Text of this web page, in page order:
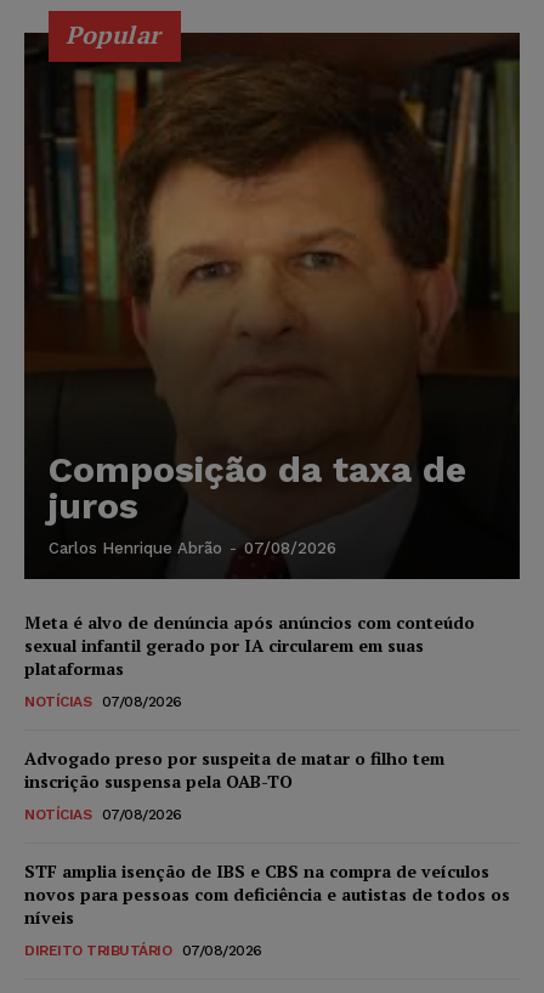
Popular
Composição da taxa de
juros
Carlos Henrique Abrão - 07/08/2026
Meta é alvo de denúncia após anúncios com conteúdo
sexual infantil gerado por IA circularem em suas
plataformas
NOTÍCIAS 07/08/2026
Advogado preso por suspeita de matar o filho tem
inscrição suspensa pela OAB-TO
NOTÍCIAS 07/08/2026
STF amplia isenção de IBS e CBS na compra de veículos
novos para pessoas com deficiência e autistas de todos os
níveis
DIREITO TRIBUTÁRIO 07/08/2026